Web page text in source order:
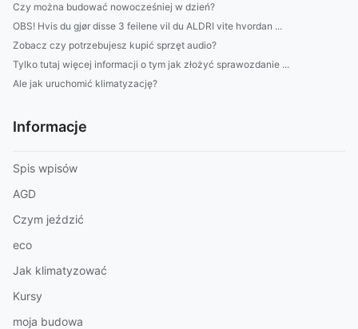
Czy można budować nowocześniej w dzień?
OBS! Hvis du gjør disse 3 feilene vil du ALDRI vite hvordan ...
Zobacz czy potrzebujesz kupić sprzęt audio?
Tylko tutaj więcej informacji o tym jak złożyć sprawozdanie ...
Ale jak uruchomić klimatyzację?
Informacje
Spis wpisów
AGD
Czym jeździć
eco
Jak klimatyzować
Kursy
moja budowa